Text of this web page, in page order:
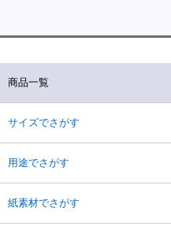
商品一覧
サイズでさがす
用途でさがす
紙素材でさがす